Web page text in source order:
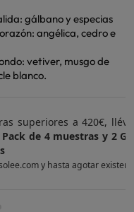
gálbano y especias
angélica, cedro e
vetiver, musgo de
blanco.
a 420€, llévate de
4 muestras y 2 GWP de
hasta agotar existencias